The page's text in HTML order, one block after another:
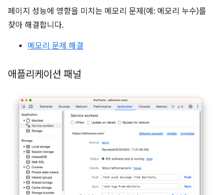
페이지 성능에 영향을 미치는 메모리 문제(예: 메모리 누수)를
찾아 해결합니다.
메모리 문제 해결
애플리케이션 패널